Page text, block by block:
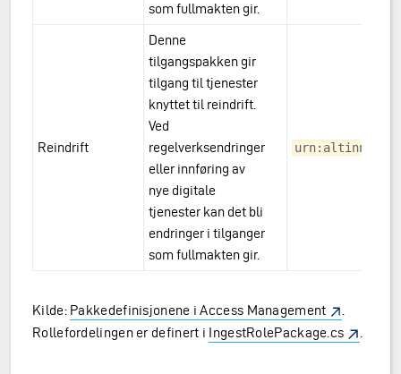
som fullmakten gir.
Reindrift
Denne
tilgangspakken gir
tilgang til tjenester
knyttet til reindrift.
Ved
regelverksendringer
eller innføring av
nye digitale
tjenester kan det bli
endringer i tilganger
som fullmakten gir.
Kilde: Pakkedefinisjonene i Access Management
Rollefordelingen er definert i IngestRolePackage.cs